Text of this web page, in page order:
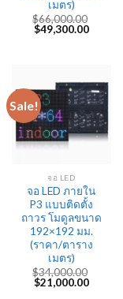
เมตร)
$66,000.00
Original
price
$49,300.00Current
Sale!
จอ LED
จอ LED ภายใน
P3 แบบติดตั้ง
ถาวร โมดูลขนาด
192×192 มม.
(ราคา/ตาราง
เมตร)
$34,000.00
Original
price
$21,000.00Current